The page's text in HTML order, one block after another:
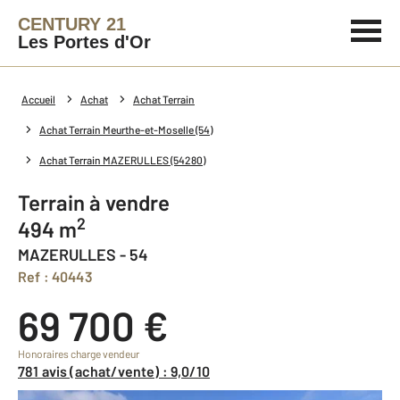
CENTURY 21
Les Portes d'Or
Accueil Achat Achat Terrain
Achat Terrain Meurthe-et-Moselle (54)
Achat Terrain MAZERULLES (54280)
Terrain à vendre
494 m2
MAZERULLES - 54
Ref : 40443
69 700 €
Honoraires charge vendeur
781 avis (achat/vente) : 9,0/10